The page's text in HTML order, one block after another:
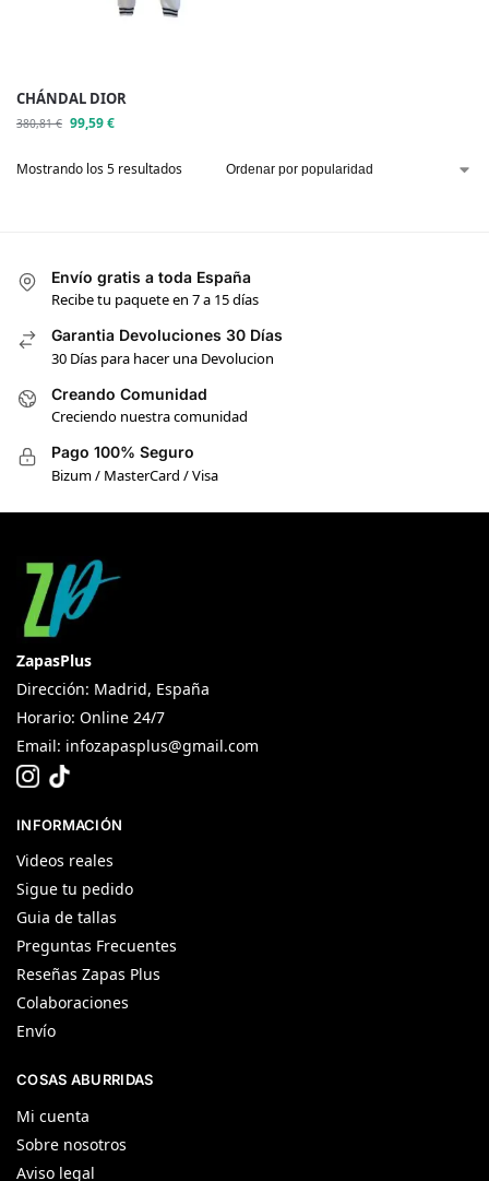
CHÁNDAL DIOR
380,81€ 99,59€
Mostrando los 5 resultados
Envío gratis a toda España
Recibe tu paquete en 7 a 15 días
Garantia Devoluciones 30 Días
30 Días para hacer una Devolucion
Creando Comunidad
Creciendo nuestra comunidad
Pago 100% Seguro
Bizum / MasterCard / Visa
ZapasPlus
Dirección: Madrid, España
Horario: Online 24/7
Email: infozapasplus@gmail.com
INFORMACIÓN
Videos reales
Sigue tu pedido
Guia de tallas
Preguntas Frecuentes
Reseñas Zapas Plus
Colaboraciones
Envío
COSAS ABURRIDAS
Mi cuenta
Sobre nosotros
Aviso legal